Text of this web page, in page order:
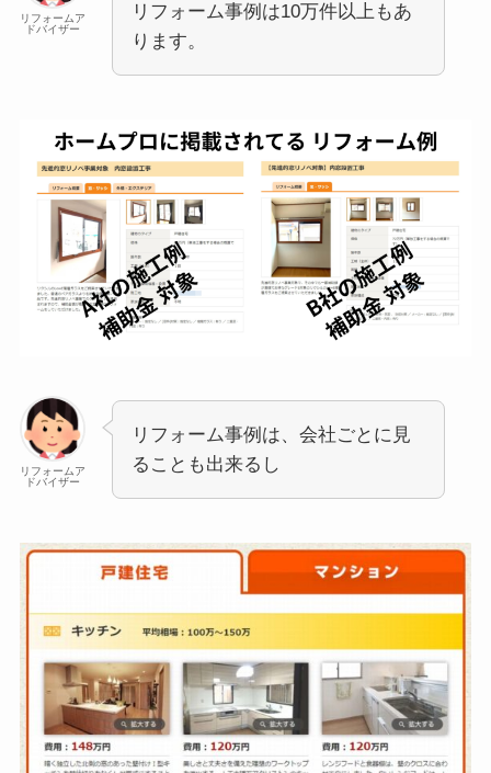
リフォームア
ドバイザー
リフォーム事例は10万件以上もあ
ります。
リフォームア
ドバイザー
リフォーム事例は、会社ごとに見
ることも出来るし